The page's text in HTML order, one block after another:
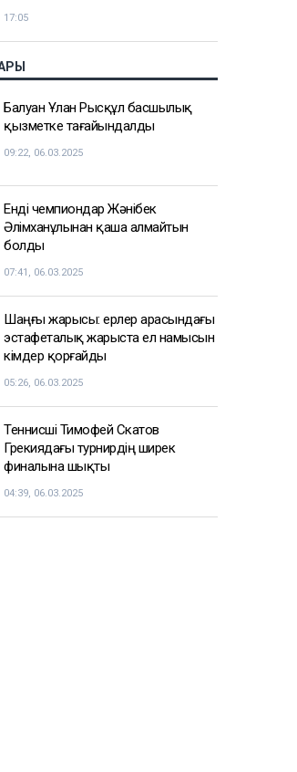
17:05
Балуан Ұлан Рысқұл басшылық
қызметке тағайындалды
09:22, 06.03.2025
Енді чемпиондар Жәнібек
Әлімханұлынан қаша алмайтын
болды
07:41, 06.03.2025
Шаңғы жарысы: ерлер арасындағы
эстафеталық жарыста ел намысын
кімдер қорғайды
05:26, 06.03.2025
Теннисші Тимофей Скатов
Грекиядағы турнирдің ширек
финалына шықты
04:39, 06.03.2025